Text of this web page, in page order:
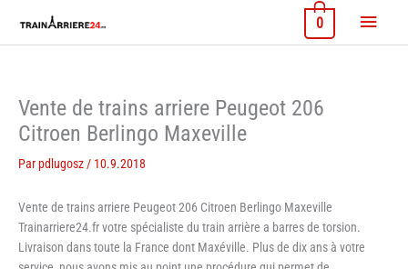
contenu
Menu
0
Vente de trains arriere Peugeot 206
Citroen Berlingo Maxeville
Par pdlugosz / 10.9.2018
Vente de trains arriere Peugeot 206 Citroen Berlingo Maxeville
Trainarriere24.fr votre spécialiste du train arrière a barres de torsion.
Livraison dans toute la France dont Maxéville. Plus de dix ans à votre